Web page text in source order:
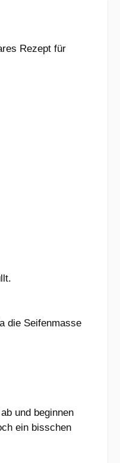
Rezept für
die Seifenmasse
und beginnen
ein bisschen